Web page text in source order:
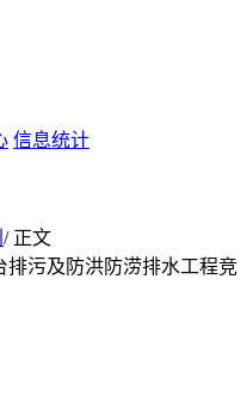
信息统计
/ 正文
污及防洪防涝排水工程竞